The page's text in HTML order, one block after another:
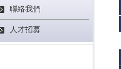
聯絡我們
人才招募